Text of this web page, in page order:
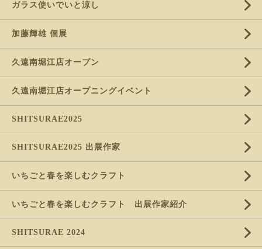
ガラス使いでいと涼し
加藤輝雄 個展
久遠南堀江店オープン
久遠南堀江店オープニングイベント
SHITSURAE2025
SHITSURAE2025 出展作家
いちごと春を楽しむクラフト
いちごと春を楽しむクラフト 出展作家紹介
SHITSURAE 2024